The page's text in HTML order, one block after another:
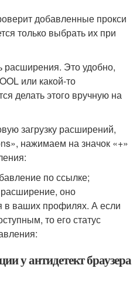
добавленные прокси
только выбрать их при
расширения. Это удобно,
или какой-то
делать этого вручную на
загрузку расширений,
нажимаем на значок «+»
по ссылке;
оно
в ваших профилях. А если
то его статус
у антидетект браузера